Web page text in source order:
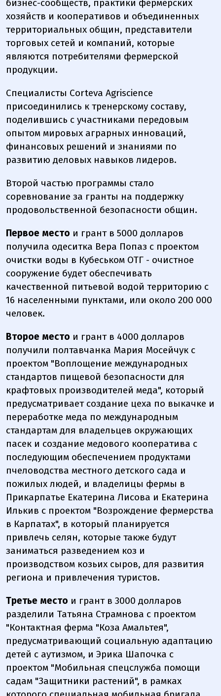
бизнес-сообществ, практики фермерских
хозяйств и кооперативов и объединенных
территориальных общин, представители
торговых сетей и компаний, которые
являются потребителями фермерской
продукции.
Специалисты Corteva Agriscience
присоединились к тренерскому составу,
поделившись с участниками передовым
опытом мировых аграрных инноваций,
финансовых решений и знаниями по
развитию деловых навыков лидеров.
Второй частью программы стало
соревнование за гранты на поддержку
продовольственной безопасности общин.
Первое место и грант в 5000 долларов
получила одеситка Вера Попаз с проектом
очистки воды в Кубеськом ОТГ - очистное
сооружение будет обеспечивать
качественной питьевой водой территорию с
16 населенными пунктами, или около 200 000
человек.
Второе место и грант в 4000 долларов
получили полтавчанка Мария Мосейчук с
проектом "Воплощение международных
стандартов пищевой безопасности для
крафтовых производителей меда", который
предусматривает создание цеха по выкачке и
переработке меда по международным
стандартам для владельцев окружающих
пасек и создание медового кооператива с
последующим обеспечением продуктами
пчеловодства местного детского сада и
пожилых людей, и владелицы фермы в
Прикарпатье Екатерина Лисова и Екатерина
Илькив с проектом "Возрождение фермерства
в Карпатах", в который планируется
привлечь селян, которые также будут
заниматься разведением коз и
производством козьих сыров, для развития
региона и привлечения туристов.
Третье место и грант в 3000 долларов
разделили Татьяна Страмнова с проектом
"Контактная ферма "Коза Амальтея",
предусматривающий социальную адаптацию
детей с аутизмом, и Эрика Шапочка с
проектом "Мобильная спецслужба помощи
садам "Защитники растений", в рамках